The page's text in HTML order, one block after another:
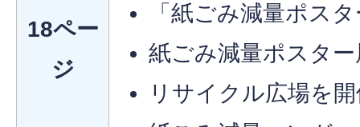
18ペー
ジ
「紙ごみ減量ポス
紙ごみ減量ポスタ
リサイクル広場を